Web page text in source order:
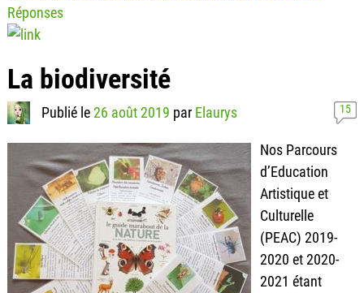
Réponses
La biodiversité
Publié le 26 août 2019 par Elaurys 15
Nos Parcours
d’Education
Artistique et
Culturelle
(PEAC) 2019-
2020 et 2020-
2021 étant